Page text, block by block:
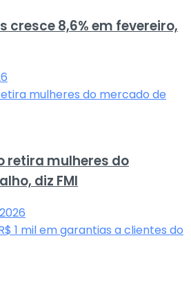
cresce 8,6% em fevereiro,
retira mulheres do
diz FMI